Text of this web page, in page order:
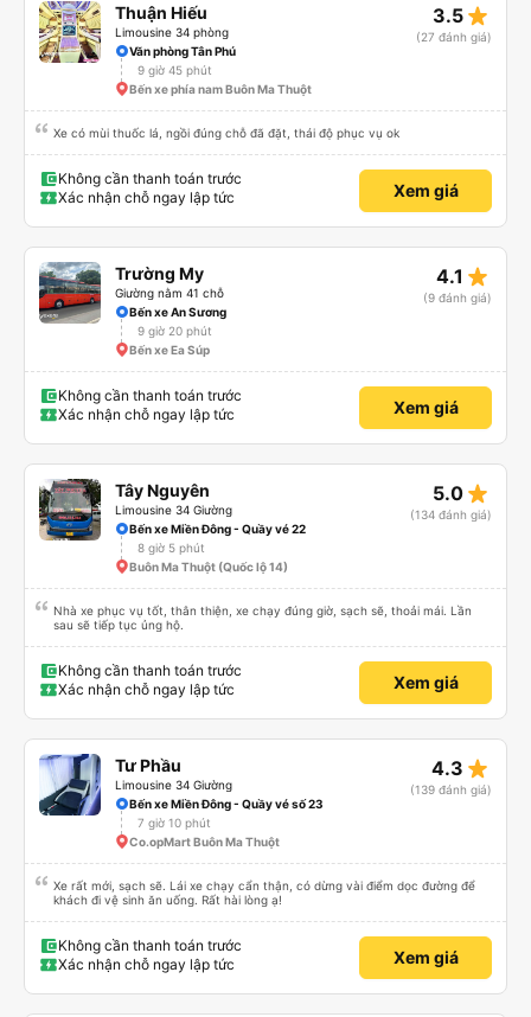
Thuận Hiếu
Limousine 34 phòng
3.5 star_rate
(27 đánh giá)
Văn phòng Tân Phú
9 giờ 45 phút
Bến xe phía nam Buôn Ma Thuột
Xe có mùi thuốc lá, ngồi đúng chỗ đã đặt, thái độ phục vụ ok
Không cần thanh toán trước
Xác nhận chỗ ngay lập tức
Xem giá
Trường My
Giường nằm 41 chỗ
4.1 star_rate
(9 đánh giá)
Bến xe An Sương
9 giờ 20 phút
Bến xe Ea Súp
Không cần thanh toán trước
Xác nhận chỗ ngay lập tức
Xem giá
Tây Nguyên
Limousine 34 Giường
5.0 star_rate
(134 đánh giá)
Bến xe Miền Đông - Quầy vé 22
8 giờ 5 phút
Buôn Ma Thuột (Quốc lộ 14)
Nhà xe phục vụ tốt, thân thiện, xe chạy đúng giờ, sạch sẽ, thoải mái. Lần
sau sẽ tiếp tục ủng hộ.
Không cần thanh toán trước
Xác nhận chỗ ngay lập tức
Xem giá
Tư Phầu
Limousine 34 Giường
4.3 star_rate
(139 đánh giá)
Bến xe Miền Đông - Quầy vé số 23
7 giờ 10 phút
Co.opMart Buôn Ma Thuột
Xe rất mới, sạch sẽ. Lái xe chạy cẩn thận, có dừng vài điểm dọc đường để
khách đi vệ sinh ăn uống. Rất hài lòng ạ!
Không cần thanh toán trước
Xác nhận chỗ ngay lập tức
Xem giá